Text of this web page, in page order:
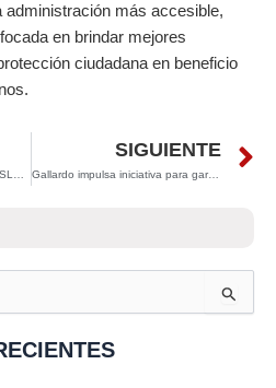
administración más accesible,
en brindar mejores
ciudadana en beneficio
SIGUIENTE
Gallardo impulsa iniciativa para garantizar salario mínimo de 15 mil pesos netos a policías municipales